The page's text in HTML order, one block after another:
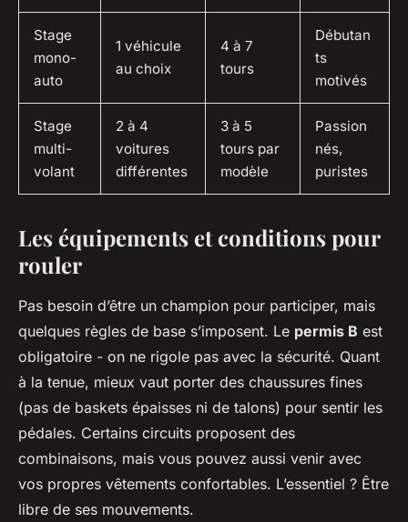
Stage
mono-
auto
1 véhicule
au choix
4 à 7
tours
Débutan
ts
motivés
Stage
multi-
volant
2 à 4
voitures
différentes
3 à 5
tours par
modèle
Passion
nés,
puristes
Les équipements et conditions pour
rouler
Pas besoin d’être un champion pour participer, mais
quelques règles de base s’imposent. Le permis B est
obligatoire - on ne rigole pas avec la sécurité. Quant
à la tenue, mieux vaut porter des chaussures fines
(pas de baskets épaisses ni de talons) pour sentir les
pédales. Certains circuits proposent des
combinaisons, mais vous pouvez aussi venir avec
vos propres vêtements confortables. L’essentiel ? Être
libre de ses mouvements.